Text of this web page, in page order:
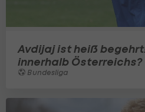
Avdijaj ist heiß
innerhalb Österreichs?
Bundesliga